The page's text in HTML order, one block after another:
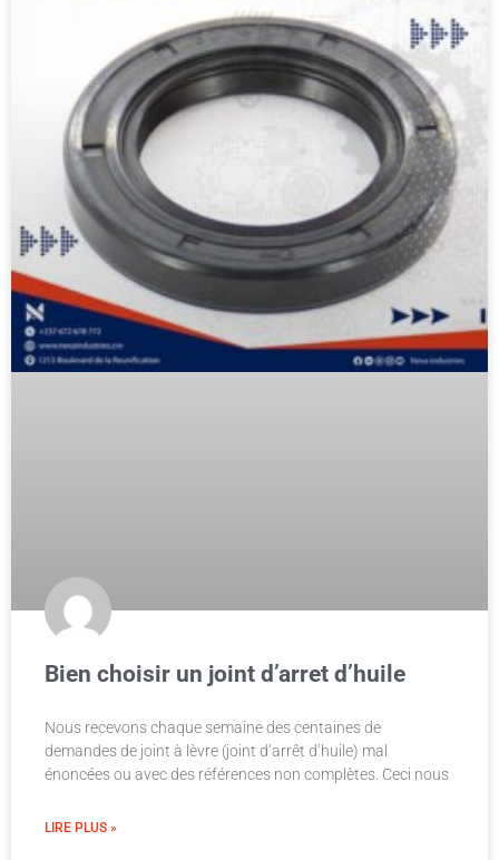
Bien choisir un joint d’arret d’huile
Nous recevons chaque semaine des centaines de
demandes de joint à lèvre (joint d’arrêt d’huile) mal
énoncées ou avec des références non complètes. Ceci nous
LIRE PLUS »